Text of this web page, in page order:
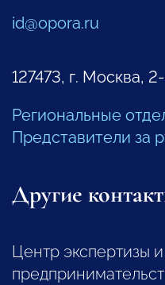
id@opora.ru
127473, г. Москва,
Региональные
Представители за
Другие
Центр экспертизы